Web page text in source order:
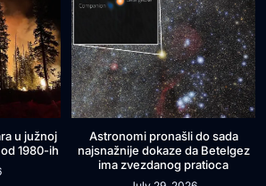
u južnoj
1980-ih
Astronomi pronašli do sada
najsnažnije dokaze da Betelgez
ima zvezdanog pratioca